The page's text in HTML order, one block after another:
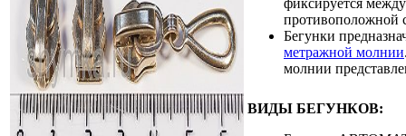
противоположной
Бегунки
метражной молнии
молнии
ВИДЫ БЕГУНКОВ: